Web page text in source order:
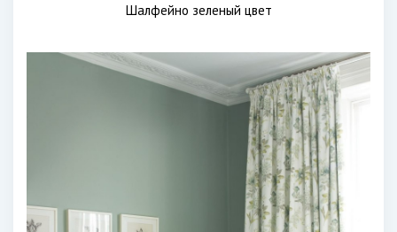
Шалфейно зеленый цвет